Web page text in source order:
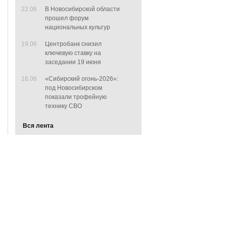
22.06
В Новосибирской области
прошел форум
национальных культур
19.06
Центробанк снизил
ключевую ставку на
заседании 19 июня
16.06
«Сибирский огонь-2026»:
под Новосибирском
показали трофейную
технику СВО
Вся лента